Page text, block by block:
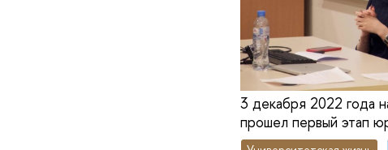
3 декабря 2022 года
прошел первый этап